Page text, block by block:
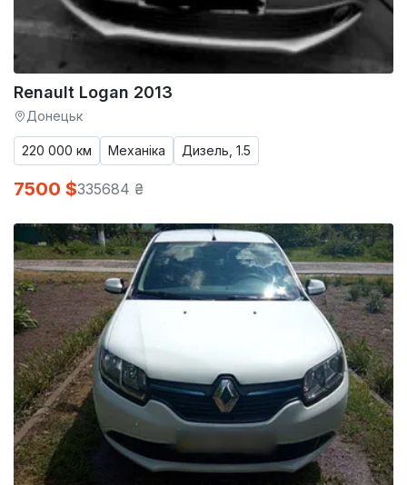
Renault Logan 2013
Донецьк
220 000 км Механіка Дизель, 1.5
7500 $335684 ₴